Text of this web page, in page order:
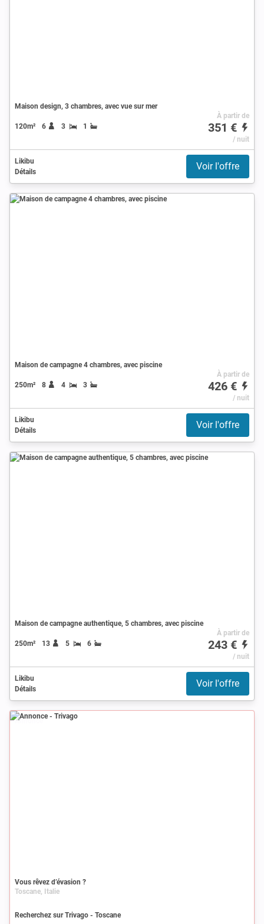
Maison design, 3 chambres, avec vue sur mer
120m² 6 3 1
À partir de
351 €
/ nuit
Likibu
Détails
Voir l'offre
Maison de campagne 4 chambres, avec piscine
250m² 8 4 3
À partir de
426 €
/ nuit
Likibu
Détails
Voir l'offre
Maison de campagne authentique, 5 chambres, avec piscine
250m² 13 5 6
À partir de
243 €
/ nuit
Likibu
Détails
Voir l'offre
Annonce
Vous rêvez d’évasion ?
Toscane, Italie
Recherchez sur Trivago - Toscane